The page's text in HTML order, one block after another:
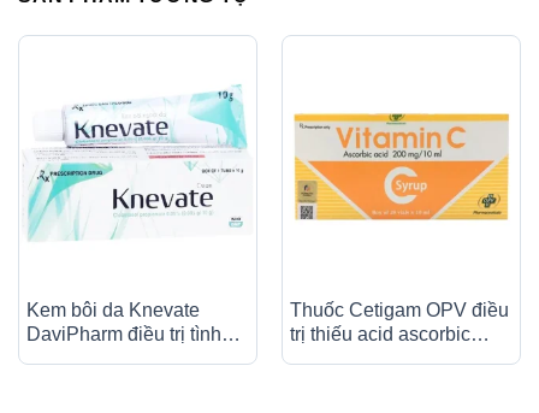
Kem bôi da Knevate
DaviPharm điều trị tình
Thuốc Cetigam OPV điều
trị thiếu acid ascorbic